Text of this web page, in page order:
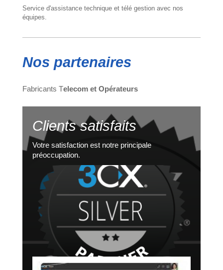
Service d'assistance technique et télé gestion avec nos
équipes.
Nos partenaires
Fabricants Telecom et Opérateurs
Clients satisfaits
Votre satisfaction est notre principale
préoccupation.